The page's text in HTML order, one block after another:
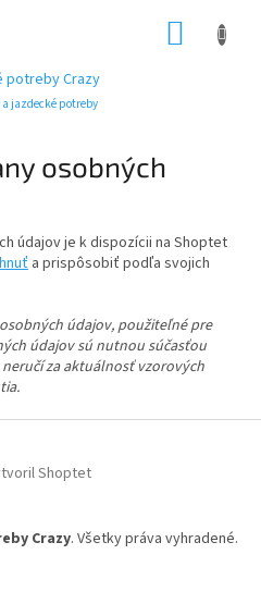
potreby Crazy
a jazdecké potreby
osobných
údajov je k dispozícii na Shoptet
a prispôsobiť podľa svojich
údajov, použiteľné pre
údajov sú nutnou súčasťou
za aktuálnosť vzorových
Shoptet
Crazy. Všetky práva vyhradené.